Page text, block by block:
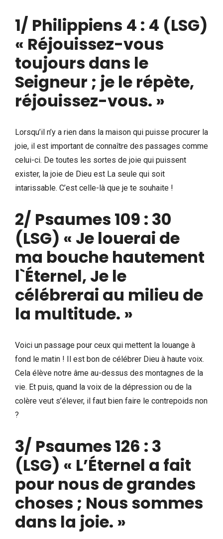
1/ Philippiens 4 : 4 (LSG)
« Réjouissez-vous
toujours dans le
Seigneur ; je le répète,
réjouissez-vous. »
Lorsqu’il n’y a rien dans la maison qui puisse procurer la
joie, il est important de connaître des passages comme
celui-ci. De toutes les sortes de joie qui puissent
exister, la joie de Dieu est La seule qui soit
intarissable. C’est celle-là que je te souhaite !
2/ Psaumes 109 : 30
(LSG) « Je louerai de
ma bouche hautement
l`Éternel, Je le
célébrerai au milieu de
la multitude. »
Voici un passage pour ceux qui mettent la louange à
fond le matin ! Il est bon de célébrer Dieu à haute voix.
Cela élève notre âme au-dessus des montagnes de la
vie. Et puis, quand la voix de la dépression ou de la
colère veut s’élever, il faut bien faire le contrepoids non
?
3/ Psaumes 126 : 3
(LSG) « L’Éternel a fait
pour nous de grandes
choses ; Nous sommes
dans la joie. »